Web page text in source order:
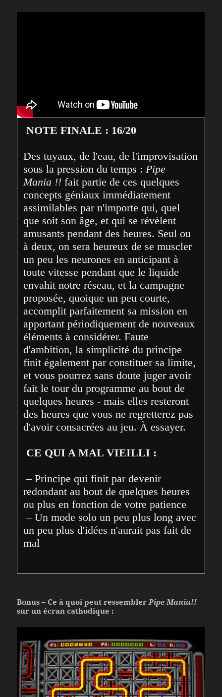
NOTE FINALE : 16/20
Des tuyaux, de l'eau, de l'improvisation
sous la pression du temps : Pipe
Mania !! fait partie de ces quelques
concepts géniaux immédiatement
assimilables par n'importe qui, quel
que soit son âge, et qui se révèlent
amusants pendant des heures. Seul ou
à deux, on sera heureux de se muscler
un peu les neurones en anticipant à
toute vitesse pendant que le liquide
envahit notre réseau, et la campagne
proposée, quoique un peu courte,
accomplit parfaitement sa mission en
apportant périodiquement de nouveaux
éléments à considérer. Faute
d'ambition, la simplicité du principe
finit également par constituer sa limite,
et vous pourrez sans doute juger avoir
fait le tour du programme au bout de
quelques heures - mais elles resteront
des heures que vous ne regretterez pas
d'avoir consacrées au jeu. À essayer.
CE QUI A MAL VIEILLI :
– Principe qui finit par devenir
redondant au bout de quelques heures
ou plus en fonction de votre patience
– Un mode solo un peu plus long avec
un peu plus d'idées n'aurait pas fait de
mal
Bonus – Ce à quoi peut ressemblerPipe Mania!!
sur un écran cathodique :